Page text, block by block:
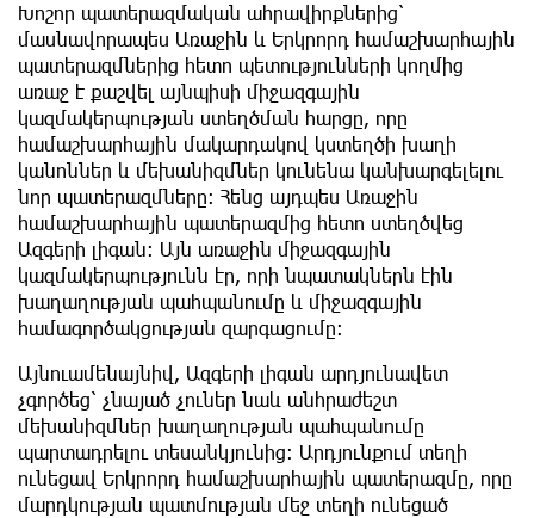
Խոշոր պատերազմական ահրավիրքներից՝
մասնավորապես Առաջին և Երկրորդ համաշխարհային
պատերազմներից հետո պետությունների կողմից
առաջ է քաշվել այնպիսի միջազգային
կազմակերպության ստեղծման հարցը, որը
համաշխարհային մակարդակով կստեղծի խաղի
կանոններ և մեխանիզմներ կունենա կանխարգելելու
նոր պատերազմները։ Հենց այդպես Առաջին
համաշխարհային պատերազմից հետո ստեղծվեց
Ազգերի լիգան։ Այն առաջին միջազգային
կազմակերպությունն էր, որի նպատակներն էին
խաղաղության պահպանումը և միջազգային
համագործակցության զարգացումը։
Այնուամենայնիվ, Ազգերի լիգան արդյունավետ
չգործեց՝ չնայած չուներ նաև անհրաժեշտ
մեխանիզմներ խաղաղության պահպանումը
պարտադրելու տեսանկյունից։ Արդյունքում տեղի
ունեցավ Երկրորդ համաշխարհային պատերազմը, որը
մարդկության պատմության մեջ տեղի ունեցած